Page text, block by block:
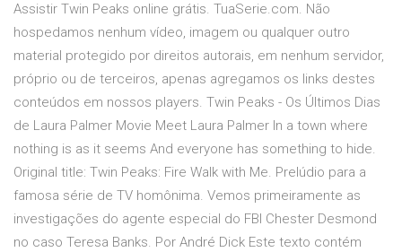
Assistir Twin Peaks online grátis. TuaSerie.com. Não
hospedamos nenhum vídeo, imagem ou qualquer outro
material protegido por direitos autorais, em nenhum servidor,
próprio ou de terceiros, apenas agregamos os links destes
conteúdos em nossos players. Twin Peaks - Os Últimos Dias
de Laura Palmer Movie Meet Laura Palmer In a town where
nothing is as it seems And everyone has something to hide.
Original title: Twin Peaks: Fire Walk with Me. Prelúdio para a
famosa série de TV homônima. Vemos primeiramente as
investigações do agente especial do FBI Chester Desmond
no caso Teresa Banks. Por André Dick Este texto contém